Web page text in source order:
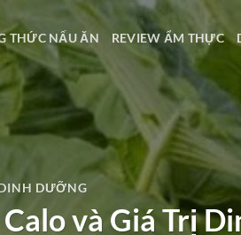
THỨC NẤU ĂN REVIEW ẨM THỰC
DƯỠNG
và Giá Trị